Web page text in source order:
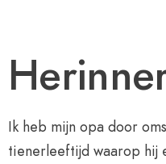
Ik heb mijn opa door
tienerleeftijd waarop hij